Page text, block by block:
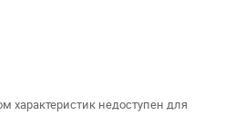
характеристик недоступен для